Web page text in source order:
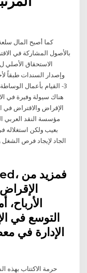
كما أصبح المال
بالأصول المشاركة في
وإصدار السندات طبقاً
3- القيام بأعمال
هناك سيولة وفيرة في
الإقراض والاقتراض
مؤسسة النقد العربي
بعيب ولكن استغلاله
الجاد لإيجاد فرص الشغل
التوسع في
الإدارة في